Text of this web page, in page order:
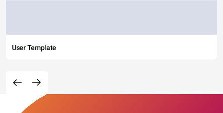
User Template